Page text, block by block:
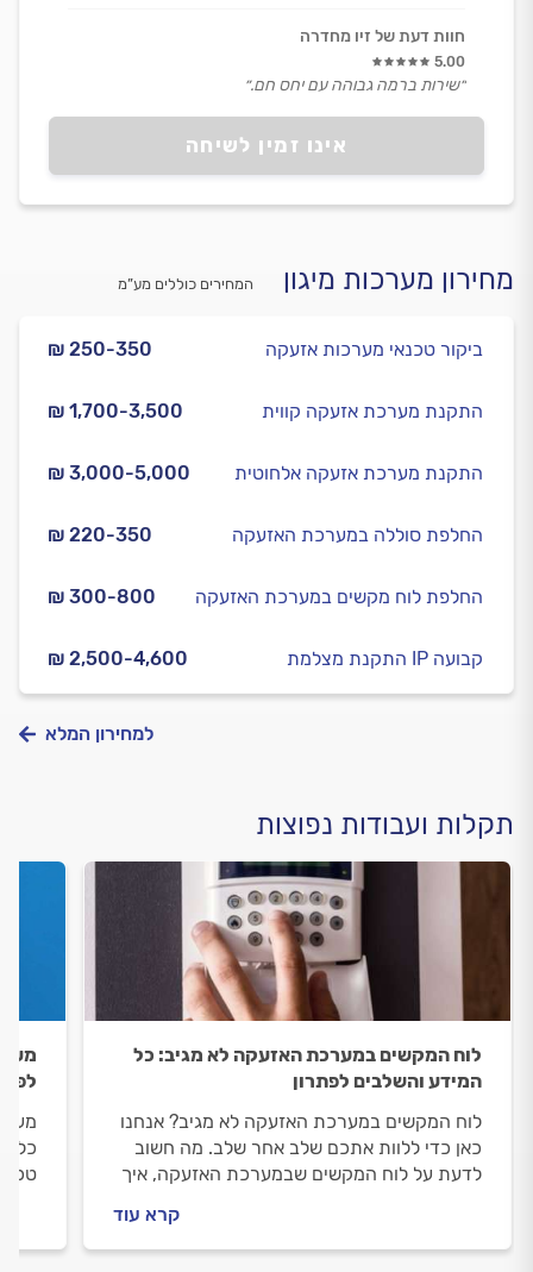
אינו זמין לשיחה
חוות דעת של זיו מחדרה
5.00
״שירות ברמה גבוהה עם יחס חם.״
מחירון מערכות מיגון המחירים כוללים מע”מ
₪ 250-350 ביקור טכנאי מערכות אזעקה
₪ 1,700-3,500 התקנת מערכת אזעקה קווית
₪ 3,000-5,000 התקנת מערכת אזעקה אלחוטית
₪ 220-350 החלפת סוללה במערכת האזעקה
₪ 300-800 החלפת לוח מקשים במערכת האזעקה
₪ 2,500-4,600 התקנת מצלמת IP קבועה
למחירון המלא
תקלות ועבודות נפוצות
לוח המקשים במערכת האזעקה לא מגיב: כל
המידע והשלבים לפתרון
לוח המקשים במערכת האזעקה לא מגיב? אנחנו
כאן כדי ללוות אתכם שלב אחר שלב. מה חשוב
לדעת על לוח המקשים שבמערכת האזעקה, איך
קרא עוד
כל